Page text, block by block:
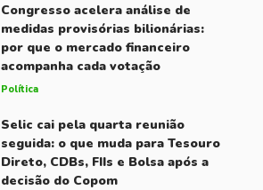
Congresso acelera análise de
medidas provisórias bilionárias:
por que o mercado financeiro
acompanha cada votação
Política
Selic cai pela quarta reunião
seguida: o que muda para Tesouro
Direto, CDBs, FIIs e Bolsa após a
decisão do Copom